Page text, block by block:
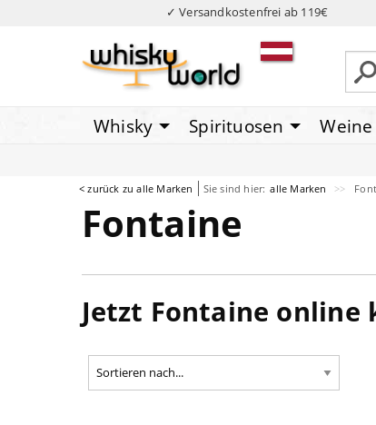
✓ Versandkostenfrei ab 119€
Whisky Spirituosen Weine
< zurück zu alle Marken Sie sind hier: alle Marken
Fontaine
Jetzt Fontaine online